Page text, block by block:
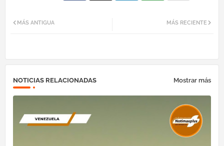
MÁS RECIENTE
MÁS ANTIGUA
NOTICIAS RELACIONADAS Mostrar más